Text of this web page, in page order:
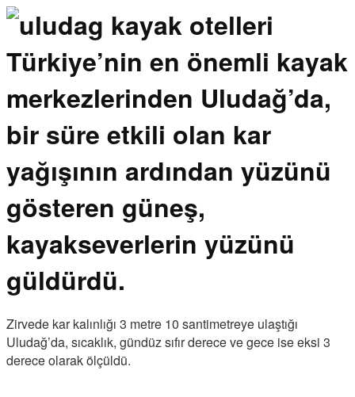
Türkiye’nin en önemli kayak
merkezlerinden Uludağ’da,
bir süre etkili olan kar
yağışının ardından yüzünü
gösteren güneş,
kayakseverlerin yüzünü
güldürdü.
Zirvede kar kalınlığı 3 metre 10 santimetreye ulaştığı
Uludağ’da, sıcaklık, gündüz sıfır derece ve gece ise eksi 3
derece olarak ölçüldü.